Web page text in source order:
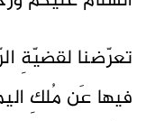
تعرّضنا لقضيّةِ
فيها عَن مُلكِ